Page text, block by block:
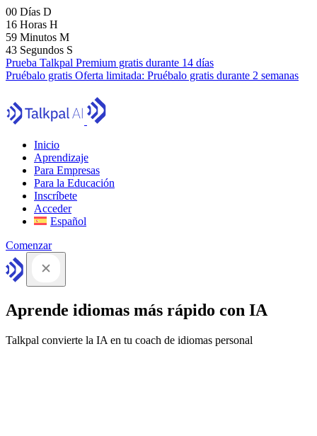
00 Días D
16 Horas H
59 Minutos M
41 Segundos S
Prueba Talkpal Premium gratis durante 14 días
Pruébalo gratis Oferta limitada: Pruébalo gratis durante 2 semanas
Inicio
Aprendizaje
Para Empresas
Para la Educación
Inscríbete
Acceder
Español
Comenzar
Aprende idiomas más rápido con IA
Talkpal convierte la IA en tu coach de idiomas personal